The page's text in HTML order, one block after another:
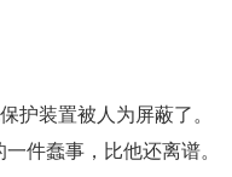
护装置被人为屏蔽了。
件蠢事，比他还离谱。